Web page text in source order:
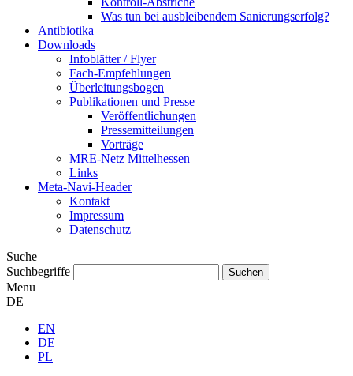
Was tun bei ausbleibendem Sanierungserfolg?
Antibiotika
Downloads
Infoblätter / Flyer
Fach-Empfehlungen
Überleitungsbogen
Publikationen und Presse
Veröffentlichungen
Pressemitteilungen
Vorträge
MRE-Netz Mittelhessen
Links
Meta-Navi-Header
Kontakt
Impressum
Datenschutz
Suche
Suchbegriffe
Menu
DE
EN
DE
PL